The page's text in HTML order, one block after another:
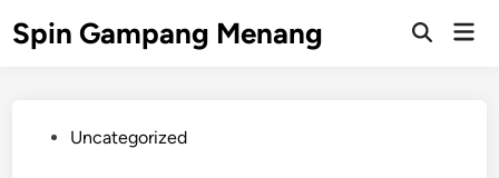
toSpin Gampang Menang
Open
PostedUncategorized